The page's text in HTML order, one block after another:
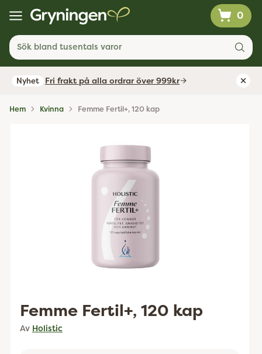
0
Sök bland tusentals varor
Nyhet Fri frakt på alla ordrar över 999kr
Hem Kvinna Femme Fertil+, 120 kap
Femme Fertil+, 120 kap
Av Holistic